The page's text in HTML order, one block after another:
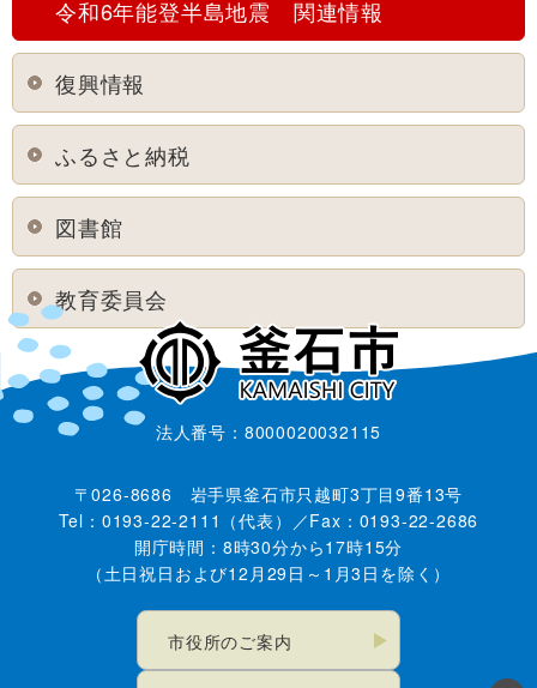
令和6年能登半島地震 関連情報
復興情報
ふるさと納税
図書館
教育委員会
法人番号：8000020032115
〒026-8686 岩手県釜石市只越町3丁目9番13号
Tel：0193-22-2111（代表）／Fax：0193-22-2686
開庁時間：8時30分から17時15分
（土日祝日および12月29日～1月3日を除く）
市役所のご案内